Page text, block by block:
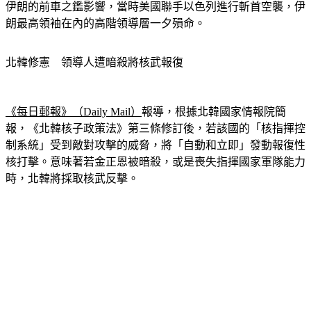
伊朗的前車之鑑影響，當時美國聯手以色列進行斬首空襲，伊
朗最高領袖在內的高階領導層一夕殞命。
北韓修憲　領導人遭暗殺將核武報復
《每日郵報》（Daily Mail） 報導，根據北韓國家情報院簡
報，《北韓核子政策法》第三條修訂後，若該國的「核指揮控
制系統」受到敵對攻擊的威脅，將「自動和立即」發動報復性
核打擊。意味著若金正恩被暗殺，或是喪失指揮國家軍隊能力
時，北韓將採取核武反擊。